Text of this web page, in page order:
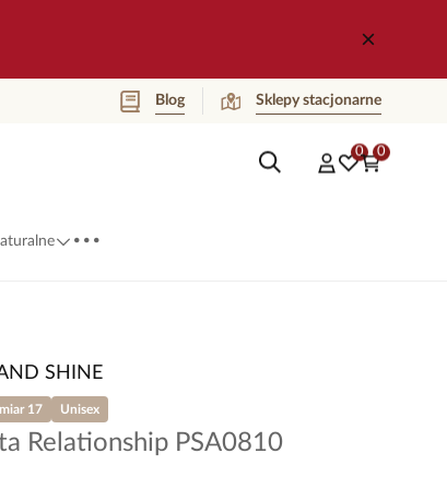
Blog Sklepy stacjonarne
0 0
...
SHINE
Relationship PSA0810
17 Unisex